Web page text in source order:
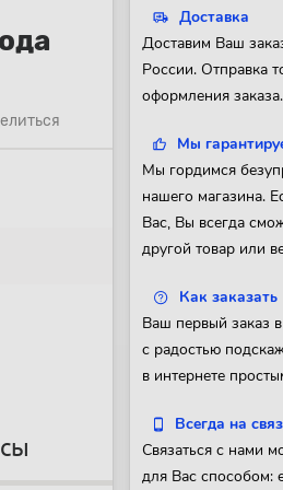
Доставка
Доставим Ваш
России. Отправка
оформления заказа.
Мы
Мы гордимся
нашего магазина.
Вас, Вы всегда
другой товар или
Как заказать
Ваш первый заказ
с радостью
в интернете
Всегда на
Связаться с нами
для Вас способом: